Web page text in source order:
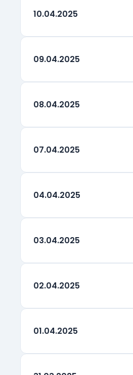
10.04.2025
09.04.2025
08.04.2025
07.04.2025
04.04.2025
03.04.2025
02.04.2025
01.04.2025